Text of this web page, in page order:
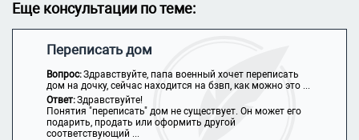
Еще консультации по теме:
Переписать дом
Вопрос:Здравствуйте, папа военный хочет переписать
дом на дочку, сейчас находится на бзвп, как можно это ...
Ответ:Здравствуйте!
Понятия "переписать" дом не существует. Он может его
подарить, продать или оформить другой
соответствующий ...